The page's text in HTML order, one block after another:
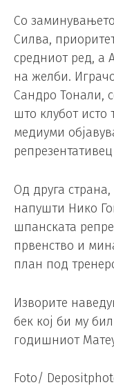
Со
Силва,
средниот ред, а
на желби.
Сандро Тонали,
што клубот исто
медиуми
Од друга
напушти Нико
шпанската
првенство и
план под
Изворите
бек кој би му
годишниот
Foto/